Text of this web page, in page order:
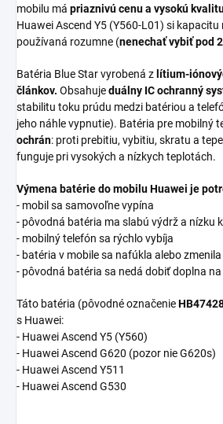
mobilu má priaznivú cenu a vysokú
Huawei Ascend Y5 (Y560-L01) si
používaná rozumne (nenechať vybiť pod
Batéria Blue Star vyrobená z lítium-
článkov. Obsahujeduálny IC ochranný
stabilitu toku prúdu medzi batériou a
jeho náhle vypnutie). Batéria pre mobilný
ochrán: proti prebitiu, vybitiu, skratu a
funguje pri vysokých a nízkych teplotách.
Výmena batérie do mobilu Huawei je
- mobil sa samovoľne vypína
- pôvodná batéria ma slabú výdrž a nízku
- mobilný telefón sa rýchlo vybíja
- batéria v mobile sa nafúkla alebo
- pôvodná batéria sa nedá dobiť doplna na
Táto batéria (pôvodné označenie
s Huawei:
- Huawei Ascend Y5 (Y560)
- Huawei Ascend G620 (pozor nie G620s)
- Huawei Ascend Y511
- Huawei Ascend G530